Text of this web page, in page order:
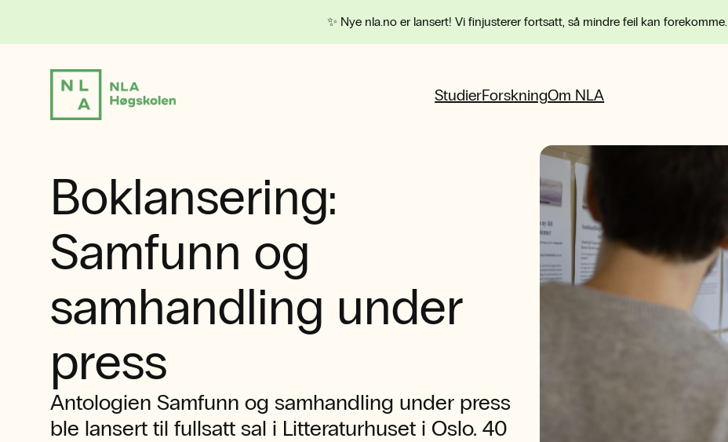
✨ Nye nla.no er lansert! Vi finjusterer fortsatt, så mindre feil kan forekomme.
StudierForskningOm NLA
Boklansering:
Samfunn og
samhandling under
press
Antologien Samfunn og samhandling under press
ble lansert til fullsatt sal i Litteraturhuset i Oslo. 40